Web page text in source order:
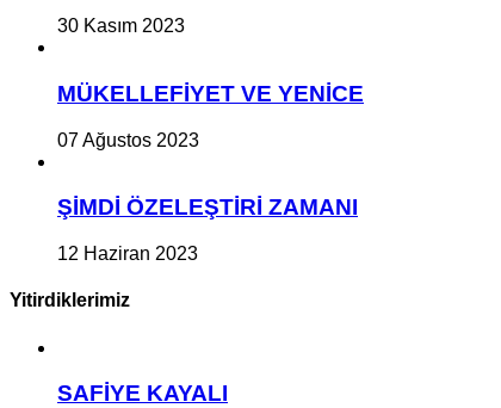
30 Kasım 2023
MÜKELLEFİYET VE YENİCE
07 Ağustos 2023
ŞİMDİ ÖZELEŞTİRİ ZAMANI
12 Haziran 2023
Yitirdiklerimiz
SAFİYE KAYALI